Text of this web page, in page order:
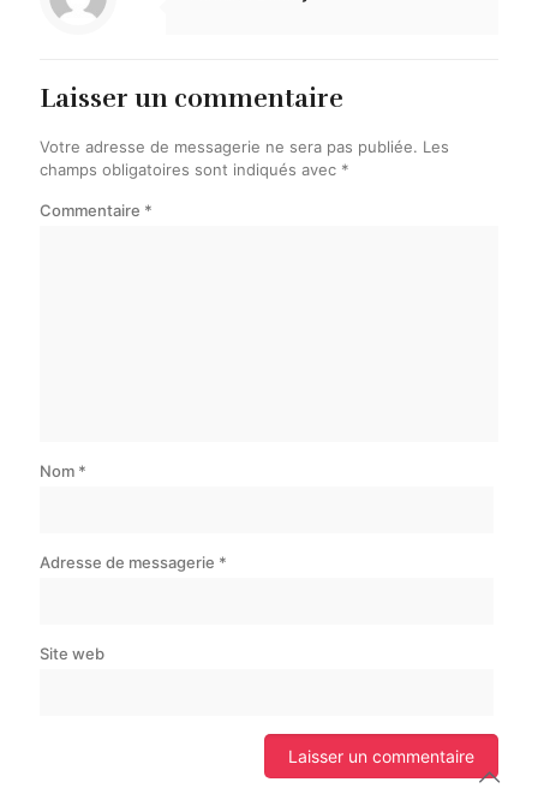
Laisser un commentaire
Votre adresse de messagerie ne sera pas publiée. Les
champs obligatoires sont indiqués avec *
Commentaire *
Nom *
Adresse de messagerie *
Site web